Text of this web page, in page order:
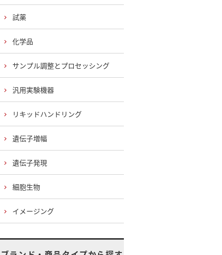
試薬
化学品
サンプル調整とプロセッシング
汎用実験機器
リキッドハンドリング
遺伝子増幅
遺伝子発現
細胞生物
イメージング